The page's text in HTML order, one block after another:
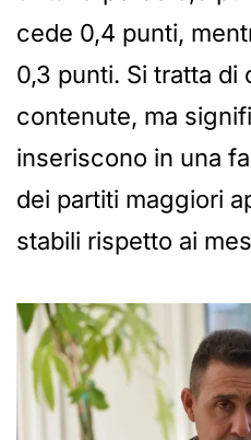
cede 0,4 punti,
0,3 punti. Si tratta di
contenute, ma
inseriscono in una
dei partiti maggiori
stabili rispetto ai